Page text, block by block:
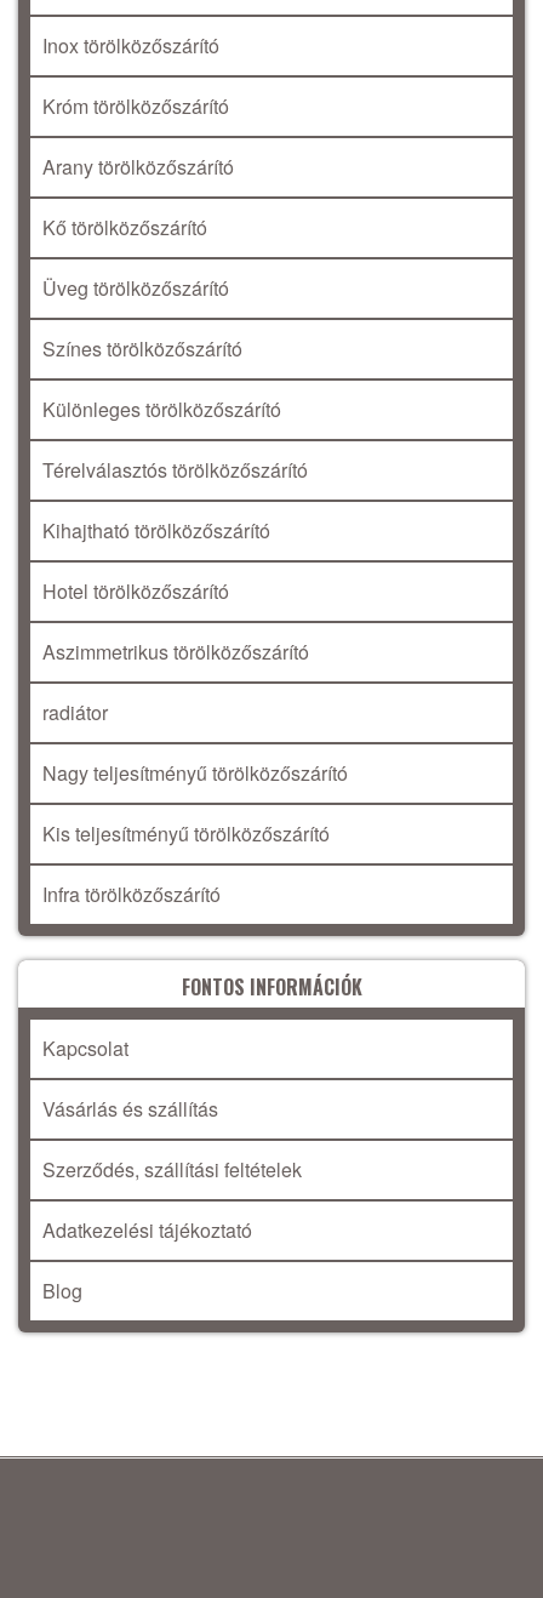
Inox törölközőszárító
Króm törölközőszárító
Arany törölközőszárító
Kő törölközőszárító
Üveg törölközőszárító
Színes törölközőszárító
Különleges törölközőszárító
Térelválasztós törölközőszárító
Kihajtható törölközőszárító
Hotel törölközőszárító
Aszimmetrikus törölközőszárító
radiátor
Nagy teljesítményű törölközőszárító
Kis teljesítményű törölközőszárító
Infra törölközőszárító
FONTOS INFORMÁCIÓK
Kapcsolat
Vásárlás és szállítás
Szerződés, szállítási feltételek
Adatkezelési tájékoztató
Blog